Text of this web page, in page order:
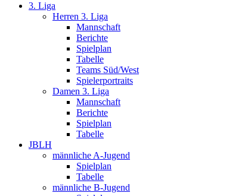
3. Liga
Herren 3. Liga
Mannschaft
Berichte
Spielplan
Tabelle
Teams Süd/West
Spielerportraits
Damen 3. Liga
Mannschaft
Berichte
Spielplan
Tabelle
JBLH
männliche A-Jugend
Spielplan
Tabelle
männliche B-Jugend